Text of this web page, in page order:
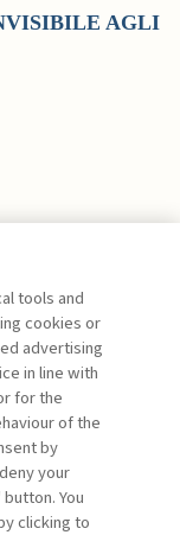
AGLI
ASSET
tools and
cookies or
advertising
in line with
for the
of the
by
your
You
clicking to